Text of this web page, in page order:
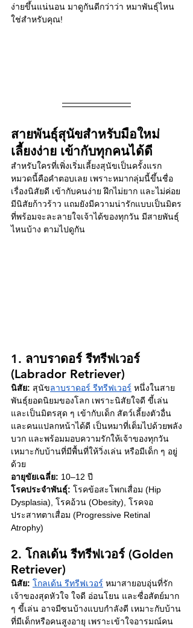
ง่ายขึ้นแน่นอน มาดูกันดีกว่าว่า หมาพันธุ์ไหน
ใช่สำหรับคุณ!
สายพันธุ์สุนัขสำหรับมือใหม่
เลี้ยงง่าย เข้ากับทุกคนได้ดี
สำหรับใครที่เพิ่งเริ่มเลี้ยงสุนัขเป็นครั้งแรก
หมวดนี้คือคำตอบเลย เพราะหมากลุ่มนี้ขึ้นชื่อ
เรื่องนิสัยดี เข้ากับคนง่าย ฝึกไม่ยาก และไม่ค่อย
มีนิสัยก้าวร้าว แถมยังมีความน่ารักแบบเป็นมิตร
ที่พร้อมจะละลายใจเจ้าได้ของทุกวัน มีสายพันธุ์
ไหนบ้าง ตามไปดูกัน
1. ลาบราดอร์ รีทรีฟเวอร์
(Labrador Retriever)
นิสัย: สุนัขลาบราดอร์ รีทรีฟเวอร์ หนึ่งในสาย
พันธุ์ยอดนิยมของโลก เพราะนิสัยใจดี ขี้เล่น
และเป็นมิตรสุด ๆ เข้ากับเด็ก สัตว์เลี้ยงตัวอื่น
และคนแปลกหน้าได้ดี เป็นหมาที่เต็มไปด้วยพลัง
บวก และพร้อมมอบความรักให้เจ้าของทุกวัน
เหมาะกับบ้านที่มีพื้นที่ให้วิ่งเล่น หรือมีเด็ก ๆ อยู่
ด้วย
อายุขัยเฉลี่ย: 10–12 ปี
โรคประจำพันธุ์: โรคข้อสะโพกเสื่อม (Hip
Dysplasia), โรคอ้วน (Obesity), โรคจอ
ประสาทตาเสื่อม (Progressive Retinal
Atrophy)
2. โกลเด้น รีทรีฟเวอร์ (Golden
Retriever)
นิสัย: โกลเด้น รีทรีฟเวอร์ หมาสายอบอุ่นที่รัก
เจ้าของสุดหัวใจ ใจดี อ่อนโยน และซื่อสัตย์มาก
ๆ ขี้เล่น อาจมีซนบ้างแบบกำลังดี เหมาะกับบ้าน
ที่มีเด็กหรือคนสูงอายุ เพราะเข้าใจอารมณ์คน